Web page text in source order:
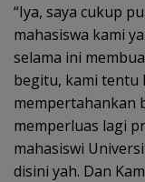
“Iya, saya cukup
mahasiswa kami
selama ini
begitu, kami tentu
mempertahankan
memperluas lagi
mahasiswi
disini yah. Dan